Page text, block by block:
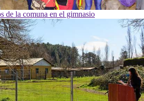
de la comuna en el gimnasio